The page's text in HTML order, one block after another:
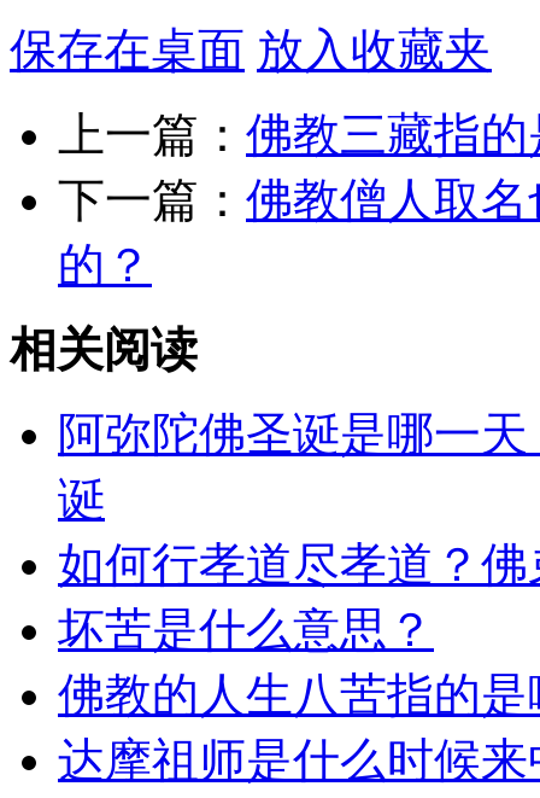
保存在桌面 放入收藏夹
上一篇： 佛教三藏指
下一篇： 佛教僧人取
的？
相关阅读
阿弥陀佛圣诞是哪一
诞
如何行孝道尽孝道？
坏苦是什么意思？
佛教的人生八苦指的
达摩祖师是什么时候